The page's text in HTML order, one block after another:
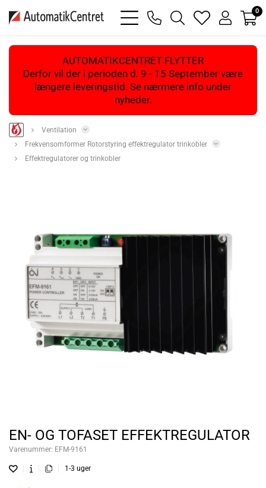
bars
light
phone
magnifying
glass
heart
light
user
light
0
AUTOMATIKCENTRET FLYTTER
Derfor vil der i perioden d. 9 - 15 September være
længere leveringstid. Se nærmere info under
nyheder.
Ventilation
Frekvensomformer Rotorstyring effektregulator trinkobler
Effektregulatorer og trinkobler
EN- OG TOFASET EFFEKTREGULATOR
Varenummer: EFM-9161
1-3 uger